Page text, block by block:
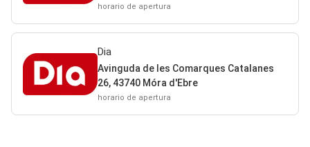
horario de apertura
Dia
Avinguda de les Comarques Catalanes
26, 43740 Móra d'Ebre
horario de apertura